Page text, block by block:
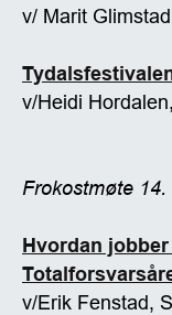
v/ Marit
v/Heidi
Frokostmøte
Hvordan
v/Erik Fenstad,